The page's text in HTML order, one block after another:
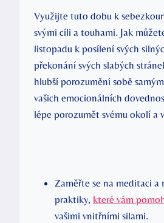
Využijte tuto dobu k
svými cíli a touhami. Jak
listopadu k posílení svých
překonání svých slabých
hlubší porozumění sobě
vašich emocionálních
lépe porozumět svému okolí a
Zaměřte se na meditaci a
praktiky, které vám
vašimi vnitřními silami.